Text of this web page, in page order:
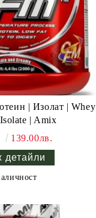
| Изолат | Whey
| Amix
139.00лв.
детайли